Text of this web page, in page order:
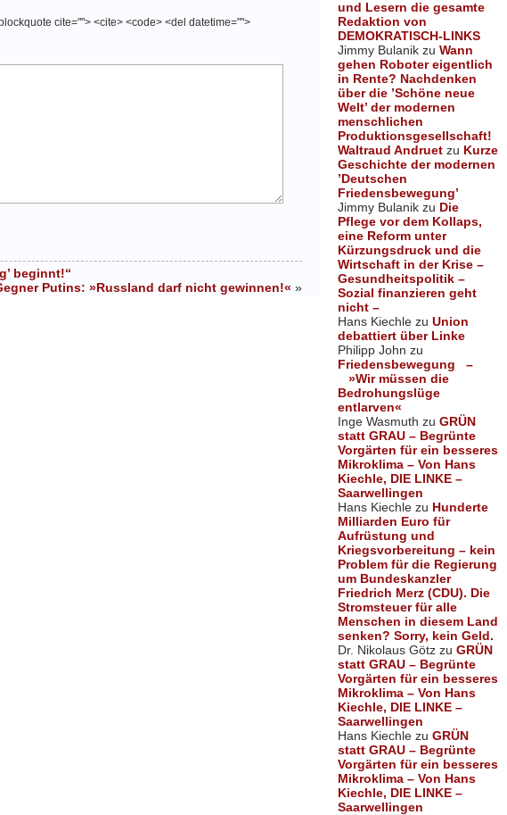
und Lesern die gesamte
Redaktion von
DEMOKRATISCH-LINKS
Jimmy Bulanik zu Wann
gehen Roboter eigentlich
in Rente? Nachdenken
über die ’Schöne neue
Welt’ der modernen
menschlichen
Produktionsgesellschaft!
Waltraud Andruet zu Kurze
Geschichte der modernen
’Deutschen
Friedensbewegung’
Jimmy Bulanik zu Die
Pflege vor dem Kollaps,
eine Reform unter
Kürzungsdruck und die
Wirtschaft in der Krise –
Gesundheitspolitik –
Sozial finanzieren geht
nicht –
Hans Kiechle zu Union
debattiert über Linke
Philipp John zu
Friedensbewegung –
»Wir müssen die
Bedrohungslüge
entlarven«
Inge Wasmuth zu GRÜN
statt GRAU – Begrünte
Vorgärten für ein besseres
Mikroklima – Von Hans
Kiechle, DIE LINKE –
Saarwellingen
Hans Kiechle zu Hunderte
Milliarden Euro für
Aufrüstung und
Kriegsvorbereitung – kein
Problem für die Regierung
um Bundeskanzler
Friedrich Merz (CDU). Die
Stromsteuer für alle
Menschen in diesem Land
senken? Sorry, kein Geld.
Dr. Nikolaus Götz zu GRÜN
statt GRAU – Begrünte
Vorgärten für ein besseres
Mikroklima – Von Hans
Kiechle, DIE LINKE –
Saarwellingen
Hans Kiechle zu GRÜN
statt GRAU – Begrünte
Vorgärten für ein besseres
Mikroklima – Von Hans
Kiechle, DIE LINKE –
Saarwellingen
cite=""> <cite> <code> <del datetime="">
beginnt!“
Putins: »Russland darf nicht gewinnen!« »